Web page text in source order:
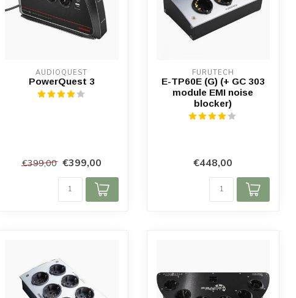
AUDIOQUEST
PowerQuest 3
€399,00 €399,00
FURUTECH
E-TP60E (G) (+ GC 303
module EMI noise
blocker)
€448,00